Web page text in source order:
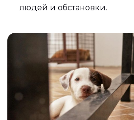
людей и обстановки.